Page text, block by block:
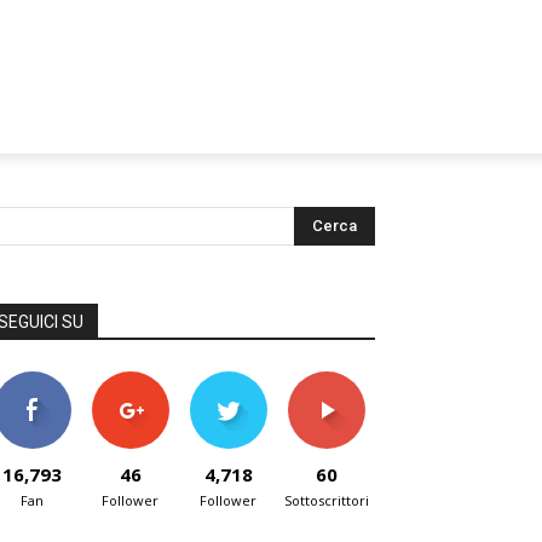
SU
16,793
Fan
46
Follower
4,718
Follower
60
Sottoscrittori